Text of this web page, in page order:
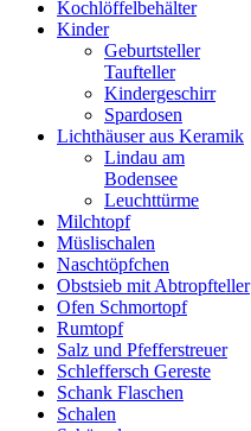
Kochlöffelbehälter
Kinder
Geburtsteller
Taufteller
Kindergeschirr
Spardosen
Lichthäuser aus Keramik
Lindau am
Bodensee
Leuchttürme
Milchtopf
Müslischalen
Naschtöpfchen
Obstsieb mit Abtropfteller
Ofen Schmortopf
Rumtopf
Salz und Pfefferstreuer
Schleffersch Gereste
Schank Flaschen
Schalen